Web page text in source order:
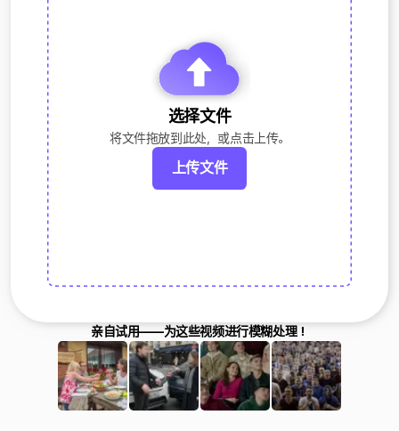
选择文件
将文件拖放到此处，或点击上传。
上传文件
亲自试用——为这些视频进行模糊处理！